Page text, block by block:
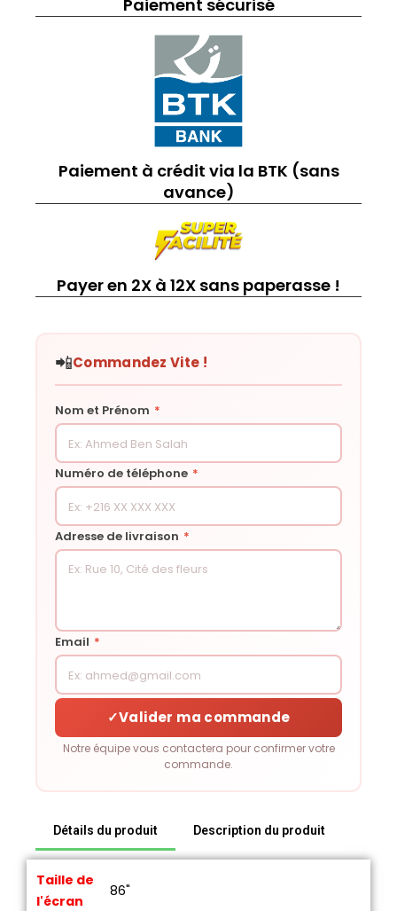
Paiement sécurisé
Paiement à crédit via la BTK (sans
avance)
Payer en 2X à 12X sans paperasse !
📲Commandez Vite !
Nom et Prénom *
Numéro de téléphone *
Adresse de livraison *
Email *
✓Valider ma commande
Notre équipe vous contactera pour confirmer votre
commande.
Détails du produit Description du produit
Taille de
l'écran
86"